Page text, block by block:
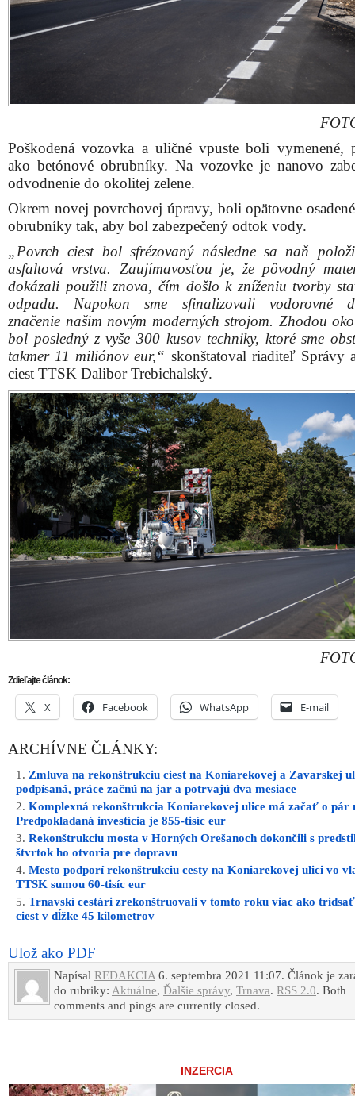
Poškodená vozovka a uličné vpuste boli vymenené,
ako betónové obrubníky. Na vozovke je nanovo
odvodnenie do okolitej zelene.
Okrem novej povrchovej úpravy, boli opätovne
obrubníky tak, aby bol zabezpečený odtok vody.
„Povrch ciest bol sfrézovaný následne sa naň
asfaltová vrstva. Zaujímavosťou je, že pôvodný
dokázali použili znova, čím došlo k zníženiu tvorby
odpadu. Napokon sme sfinalizovali vodorovné
značenie našim novým moderných strojom. Zhodou
bol posledný z vyše 300 kusov techniky, ktoré sme
takmer 11 miliónov eur,“ skonštatoval riaditeľ Správy
ciest TTSK Dalibor Trebichalský.
Zdieľajte článok:
X Facebook WhatsApp E-mail
ARCHÍVNE ČLÁNKY:
Zmluva na rekonštrukciu ciest na Koniarekovej a Zavarskej
podpísaná, práce začnú na jar a potrvajú dva mesiace
Komplexná rekonštrukcia Koniarekovej ulice má začať o pár
Predpokladaná investícia je 855-tisíc eur
Rekonštrukciu mosta v Horných Orešanoch dokončili s
štvrtok ho otvoria pre dopravu
Mesto podporí rekonštrukciu cesty na Koniarekovej ulici vo
TTSK sumou 60-tisíc eur
Trnavskí cestári zrekonštruovali v tomto roku viac ako tridsať
ciest v dĺžke 45 kilometrov
Ulož ako PDF
Napísal REDAKCIA6. septembra 2021 11:07. Článok je
do rubriky: Aktuálne, Ďalšie správy, Trnava. RSS 2.0. Both
comments and pings are currently closed.
INZERCIA